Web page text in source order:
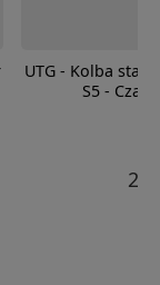
UTG - Kolba
S5 -